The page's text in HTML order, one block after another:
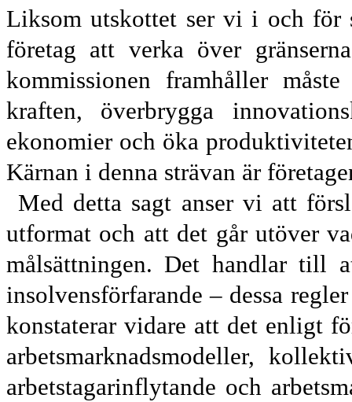
Liksom utskottet ser vi i och
företag att verka över
kommissionen framhåller
kraften, överbrygga
ekonomier och öka
Kärnan i denna strävan är
Med detta sagt anser vi att
utformat och att det går utöver
målsättningen. Det handlar till
insolvensförfarande – dessa
konstaterar vidare att det enligt
arbetsmarknadsmodeller,
arbetstagarinflytande och